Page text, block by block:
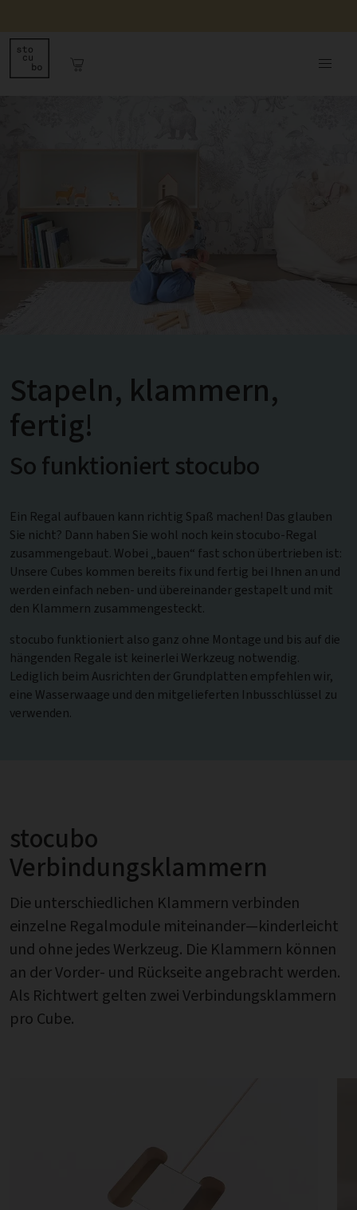
Stapeln, klammern,
fertig!
So funktioniert stocubo
Ein Regal aufbauen kann richtig Spaß machen! Das glauben
Sie nicht? Dann haben Sie wohl noch kein stocubo-Regal
zusammengebaut. Wobei „bauen“ fast schon übertrieben ist:
Unsere Cubes kommen bereits fix und fertig bei Ihnen an und
werden einfach neben- und übereinander gestapelt und mit
den Klammern zusammengesteckt.
stocubo funktioniert also ganz ohne Montage und bis auf die
hängenden Regale ist keinerlei Werkzeug notwendig.
Lediglich beim Ausrichten der Grundplatten empfehlen wir,
eine Wasserwaage und den mitgelieferten Inbusschlüssel zu
verwenden.
stocubo
Verbindungsklammern
Die unterschiedlichen Klammern verbinden
einzelne Regalmodule miteinander—kinderleicht
und ohne jedes Werkzeug. Die Klammern können
an der Vorder- und Rückseite angebracht werden.
Als Richtwert gelten zwei Verbindungsklammern
pro Cube.